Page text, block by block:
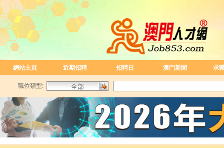
網站主頁 近期招聘 招聘日 澳門新聞 求
職位類型: